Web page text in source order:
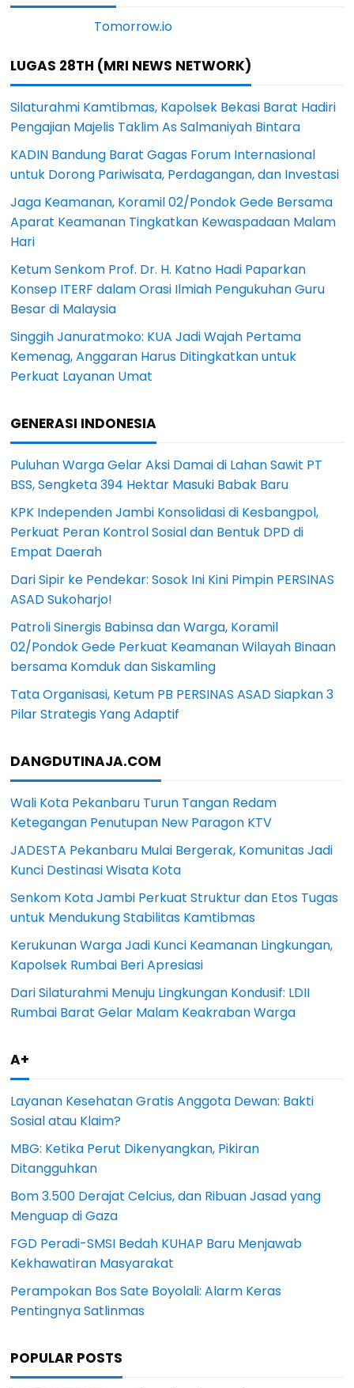
LUGAS 28TH (MRI NEWS NETWORK)
Silaturahmi Kamtibmas, Kapolsek Bekasi Barat Hadiri
Pengajian Majelis Taklim As Salmaniyah Bintara
KADIN Bandung Barat Gagas Forum Internasional
untuk Dorong Pariwisata, Perdagangan, dan Investasi
Jaga Keamanan, Koramil 02/Pondok Gede Bersama
Aparat Keamanan Tingkatkan Kewaspadaan Malam
Hari
Ketum Senkom Prof. Dr. H. Katno Hadi Paparkan
Konsep ITERF dalam Orasi Ilmiah Pengukuhan Guru
Besar di Malaysia
Singgih Januratmoko: KUA Jadi Wajah Pertama
Kemenag, Anggaran Harus Ditingkatkan untuk
Perkuat Layanan Umat
GENERASI INDONESIA
Puluhan Warga Gelar Aksi Damai di Lahan Sawit PT
BSS, Sengketa 394 Hektar Masuki Babak Baru
KPK Independen Jambi Konsolidasi di Kesbangpol,
Perkuat Peran Kontrol Sosial dan Bentuk DPD di
Empat Daerah
Dari Sipir ke Pendekar: Sosok Ini Kini Pimpin PERSINAS
ASAD Sukoharjo!
Patroli Sinergis Babinsa dan Warga, Koramil
02/Pondok Gede Perkuat Keamanan Wilayah Binaan
bersama Komduk dan Siskamling
Tata Organisasi, Ketum PB PERSINAS ASAD Siapkan 3
Pilar Strategis Yang Adaptif
DANGDUTINAJA.COM
Wali Kota Pekanbaru Turun Tangan Redam
Ketegangan Penutupan New Paragon KTV
JADESTA Pekanbaru Mulai Bergerak, Komunitas Jadi
Kunci Destinasi Wisata Kota
Senkom Kota Jambi Perkuat Struktur dan Etos Tugas
untuk Mendukung Stabilitas Kamtibmas
Kerukunan Warga Jadi Kunci Keamanan Lingkungan,
Kapolsek Rumbai Beri Apresiasi
Dari Silaturahmi Menuju Lingkungan Kondusif: LDII
Rumbai Barat Gelar Malam Keakraban Warga
A+
Layanan Kesehatan Gratis Anggota Dewan: Bakti
Sosial atau Klaim?
MBG: Ketika Perut Dikenyangkan, Pikiran
Ditangguhkan
Bom 3.500 Derajat Celcius, dan Ribuan Jasad yang
Menguap di Gaza
FGD Peradi-SMSI Bedah KUHAP Baru Menjawab
Kekhawatiran Masyarakat
Perampokan Bos Sate Boyolali: Alarm Keras
Pentingnya Satlinmas
POPULAR POSTS